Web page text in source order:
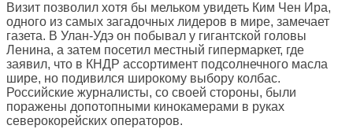
Визит позволил хотя бы мельком увидеть Ким Чен Ира,
одного из самых загадочных лидеров в мире, замечает
газета. В Улан-Удэ он побывал у гигантской головы
Ленина, а затем посетил местный гипермаркет, где
заявил, что в КНДР ассортимент подсолнечного масла
шире, но подивился широкому выбору колбас.
Российские журналисты, со своей стороны, были
поражены допотопными кинокамерами в руках
северокорейских операторов.